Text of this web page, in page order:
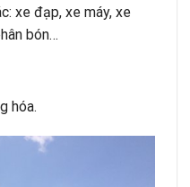
xe đạp, xe máy, xe
bón…
hóa.